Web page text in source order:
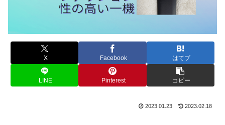
X Facebook はてブ
LINE Pinterest コピー
2023.01.23 2023.02.18